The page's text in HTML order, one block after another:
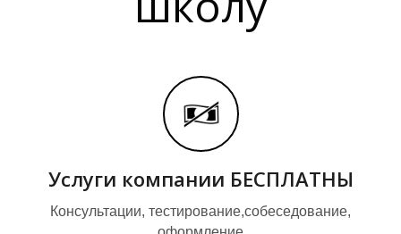
Услуги компании БЕСПЛАТНЫ
Консультации, тестирование,собеседование,